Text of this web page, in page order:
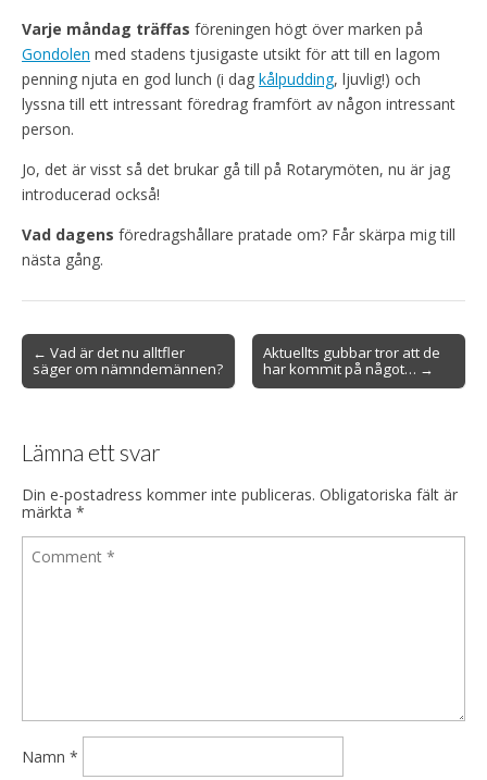
Varje måndag träffas föreningen högt över marken på
Gondolen med stadens tjusigaste utsikt för att till en lagom
penning njuta en god lunch (i dag kålpudding, ljuvlig!) och
lyssna till ett intressant föredrag framfört av någon intressant
person.
Jo, det är visst så det brukar gå till på Rotarymöten, nu är jag
introducerad också!
Vad dagens föredragshållare pratade om? Får skärpa mig till
nästa gång.
Post
navigation
← Vad är det nu alltfler
säger om nämndemännen?
Aktuellts gubbar tror att de
har kommit på något… →
Lämna ett svar
Din e-postadress kommer inte publiceras. Obligatoriska fält är
märkta *
Namn *